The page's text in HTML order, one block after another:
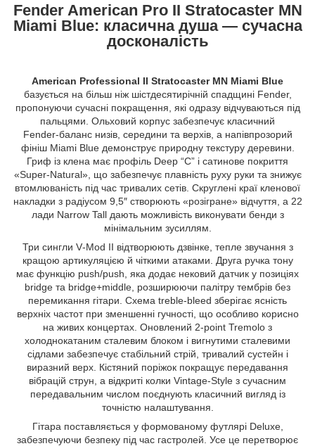
Fender American Pro II Stratocaster MN
Miami Blue: класична душа — сучасна
досконалість
American Professional II Stratocaster MN Miami Blue
базується на більш ніж шістдесятирічній спадщині Fender,
пропонуючи сучасні покращення, які одразу відчуваються під
пальцями. Ольховий корпус забезпечує класичний
Fender‑баланс низів, середини та верхів, а напівпрозорий
фініш Miami Blue демонструє природну текстуру деревини.
Гриф із клена має профіль Deep “C” і сатинове покриття
«Super‑Natural», що забезпечує плавність руху руки та знижує
втомлюваність під час тривалих сетів. Скруглені краї кленової
накладки з радіусом 9,5″ створюють «розігране» відчуття, а 22
лади Narrow Tall дають можливість виконувати бенди з
мінімальним зусиллям.
Три сингли V‑Mod II відтворюють дзвінке, тепле звучання з
кращою артикуляцією й чіткими атаками. Друга ручка тону
має функцію push/push, яка додає нековий датчик у позиціях
bridge та bridge+middle, розширюючи палітру тембрів без
перемикання гітари. Схема treble‑bleed зберігає ясність
верхніх частот при зменшенні гучності, що особливо корисно
на живих концертах. Оновлений 2‑point Tremolo з
холоднокатаним сталевим блоком і вигнутими сталевими
сідлами забезпечує стабільний стрій, тривалий сустейн і
виразний верх. Кістяний поріжок покращує передавання
вібрацій струн, а відкриті колки Vintage‑Style з сучасним
передавальним числом поєднують класичний вигляд із
точністю налаштування.
Гітара поставляється у формованому футлярі Deluxe,
забезпечуючи безпеку під час гастролей. Усе це перетворює